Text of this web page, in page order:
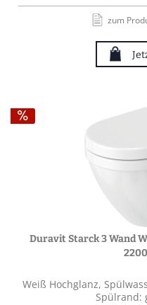
zum
Duravit Starck 3 Wand
Weiß Hochglanz,
Spülrand: